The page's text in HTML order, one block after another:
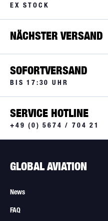
EX STOCK
NÄCHSTER VERSAND
SOFORTVERSAND
BIS 17:30 UHR
SERVICE HOTLINE
+49 (0) 5674 / 704 21
GLOBAL AVIATION
News
FAQ